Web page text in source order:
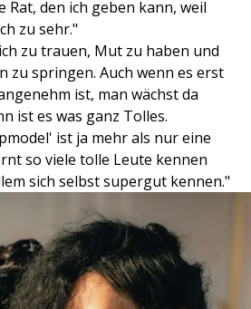
Rat, den ich geben kann, weil
zu sehr."
zu trauen, Mut zu haben und
zu springen. Auch wenn es erst
ist, man wächst da
ist es was ganz Tolles.
ist ja mehr als nur eine
so viele tolle Leute kennen
sich selbst supergut kennen."